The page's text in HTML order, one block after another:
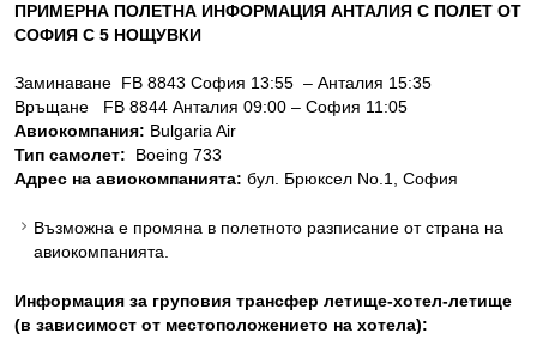
ПРИМЕРНА ПОЛЕТНА ИНФОРМАЦИЯ АНТАЛИЯ С ПОЛЕТ ОТ
СОФИЯ С 5 НОЩУВКИ
Заминаване FB 8843 София 13:55 – Анталия 15:35
Връщане FB 8844 Анталия 09:00 – София 11:05
Авиокомпания: Bulgaria Air
Тип самолет: Boeing 733
Адрес на авиокомпанията: бул. Брюксел No.1, София
Възможна е промяна в полетното разписание от страна на
авиокомпанията.
Информация за груповия трансфер летище-хотел-летище
(в зависимост от местоположението на хотела):